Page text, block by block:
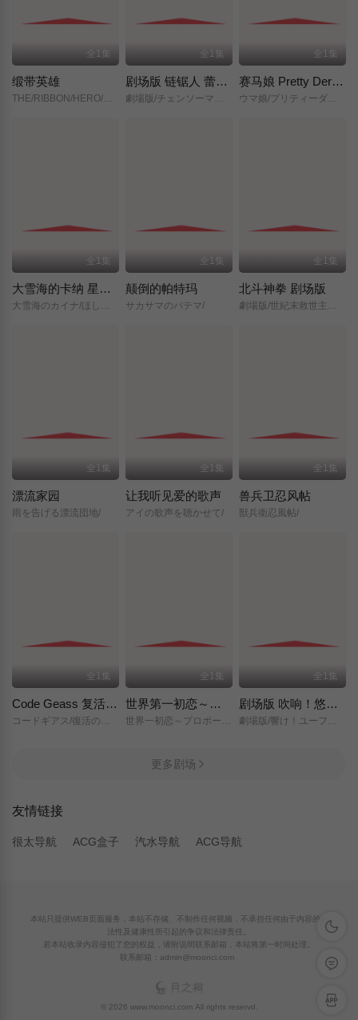
全1集
缎带英雄
全1集
剧场版 链锯人 蕾塞篇(正式版)
全1集
赛马娘 Pretty Derby 新时代之门
全1集
大雪海的卡纳 星之贤者
大雪海のカイナ/ほしのけんじゃ/
全1集
颠倒的帕特玛
サカサマのパテマ/
全1集
北斗神拳 剧场版
劇場版/世紀末救世主伝説/北斗の拳/
全1集
漂流家园
雨を告げる漂流団地/
全1集
让我听见爱的歌声
アイの歌声を聴かせて/
全1集
兽兵卫忍风帖
獣兵衛忍風帖/
全1集
Code Geass 复活的鲁路修
全1集
世界第一初恋～求婚篇～
全1集
剧场版 吹响！悠风号～想要传达的旋律～
更多剧场
友情链接
很太导航 ACG盒子 汽水导航 ACG导航
深色模
留言反
APP下
本站只提供WEB页面服务，本站不存储、不制作任何视频，不承担任何由于内容的合
法性及健康性所引起的争议和法律责任。
若本站收录内容侵犯了您的权益，请附说明联系邮箱，本站将第一时间处理。
联系邮箱：admin@moonci.com
© 2026 www.moonci.com All rights reservd.